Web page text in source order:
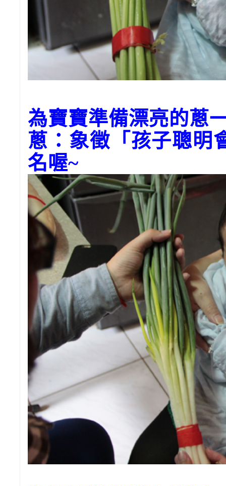
為寶寶準備漂亮的蔥
蔥：象徵「孩子聰明
名喔~